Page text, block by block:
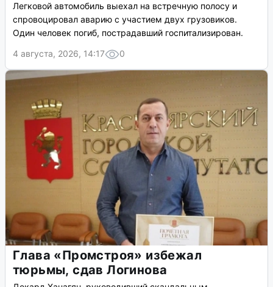
Легковой автомобиль выехал на встречную полосу и
спровоцировал аварию с участием двух грузовиков.
Один человек погиб, пострадавший госпитализирован.
4 августа, 2026, 14:17
0
Глава «Промстроя» избежал
тюрьмы, сдав Логинова